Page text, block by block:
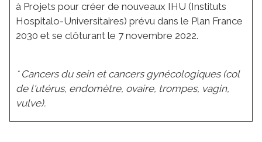
à Projets pour créer de nouveaux IHU (Instituts
Hospitalo-Universitaires) prévu dans le Plan France
2030 et se clôturant le 7 novembre 2022.
* Cancers du sein et cancers gynécologiques (col
de l'utérus, endomètre, ovaire, trompes, vagin,
vulve).